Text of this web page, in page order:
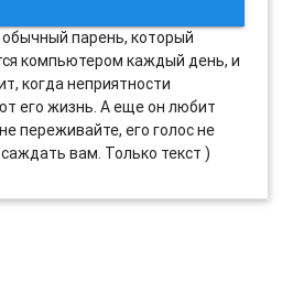
парень, который
компьютером каждый день, и
когда неприятности
его жизнь. А еще он любит
переживайте, его голос не
вам. Только текст )